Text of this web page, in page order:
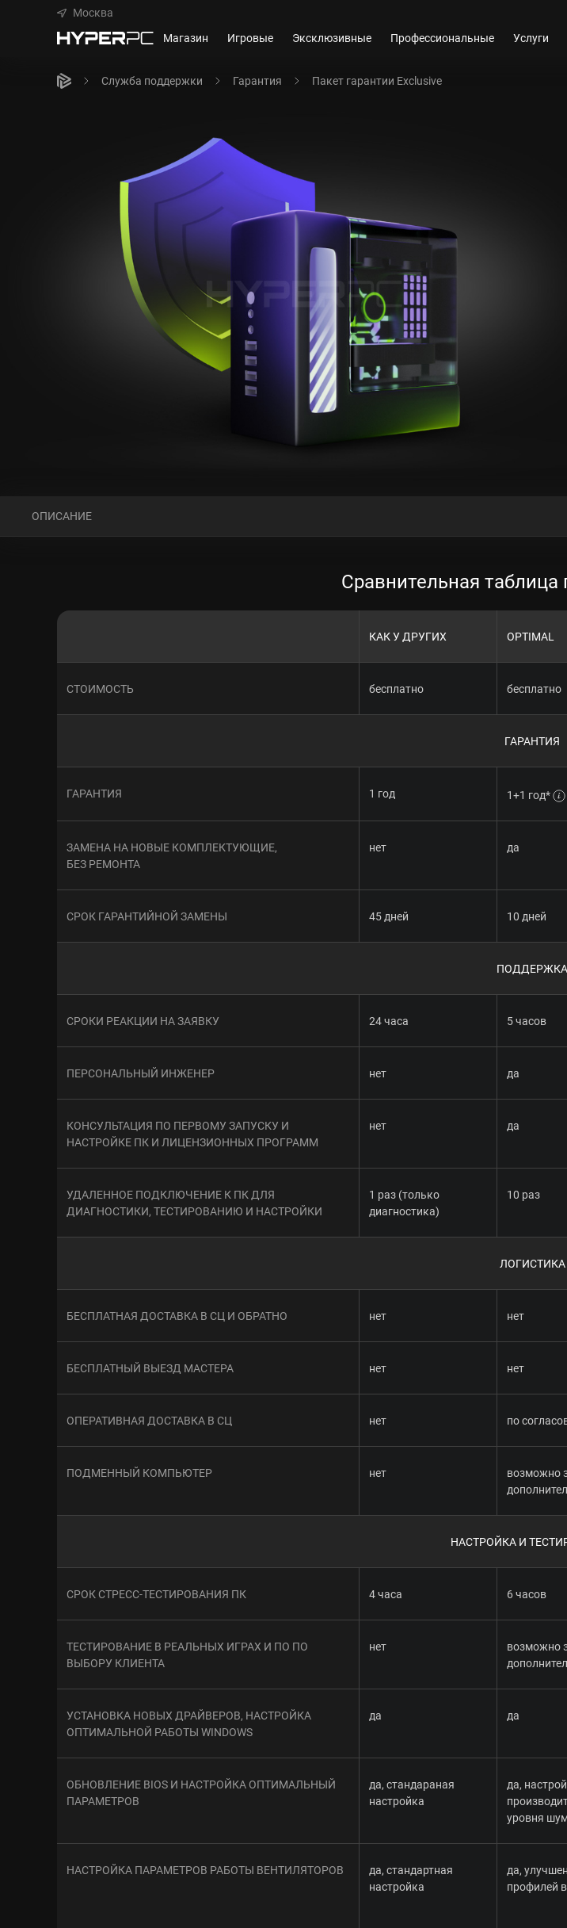
Москва
Магазин
Игровые Эксклюзивные Профессиональные Услуги
Служба поддержки Гарантия Пакет гарантии Exclusive
ОПИСАНИЕ
Сравнительная таблица
КАК У ДРУГИХ OPTIMAL
СТОИМОСТЬ бесплатно бесплатно
ГАРАНТИЯ
ГАРАНТИЯ 1 год 1+1 год*
ЗАМЕНА НА НОВЫЕ КОМПЛЕКТУЮЩИЕ,
БЕЗ РЕМОНТА
нет да
СРОК ГАРАНТИЙНОЙ ЗАМЕНЫ 45 дней 10 дней
ПОДДЕРЖКА
СРОКИ РЕАКЦИИ НА ЗАЯВКУ 24 часа 5 часов
ПЕРСОНАЛЬНЫЙ ИНЖЕНЕР нет да
КОНСУЛЬТАЦИЯ ПО ПЕРВОМУ ЗАПУСКУ И
НАСТРОЙКЕ ПК И ЛИЦЕНЗИОННЫХ ПРОГРАММ
нет да
УДАЛЕННОЕ ПОДКЛЮЧЕНИЕ К ПК ДЛЯ
ДИАГНОСТИКИ, ТЕСТИРОВАНИЮ И НАСТРОЙКИ
1 раз (только
диагностика)
10 раз
ЛОГИСТИКА
БЕСПЛАТНАЯ ДОСТАВКА В СЦ И ОБРАТНО нет нет
БЕСПЛАТНЫЙ ВЫЕЗД МАСТЕРА нет нет
ОПЕРАТИВНАЯ ДОСТАВКА В СЦ нет по
ПОДМЕННЫЙ КОМПЬЮТЕР нет
возможно
НАСТРОЙКА И
СРОК СТРЕСС-ТЕСТИРОВАНИЯ ПК 4 часа 6 часов
ТЕСТИРОВАНИЕ В РЕАЛЬНЫХ ИГРАХ И ПО ПО
ВЫБОРУ КЛИЕНТА
нет
возможно
УСТАНОВКА НОВЫХ ДРАЙВЕРОВ, НАСТРОЙКА
ОПТИМАЛЬНОЙ РАБОТЫ WINDOWS
да да
ОБНОВЛЕНИЕ BIOS И НАСТРОЙКА ОПТИМАЛЬНЫЙ
ПАРАМЕТРОВ
да, стандараная
настройка
да,
уровня
НАСТРОЙКА ПАРАМЕТРОВ РАБОТЫ ВЕНТИЛЯТОРОВ
да, стандартная
настройка
да,
профилей